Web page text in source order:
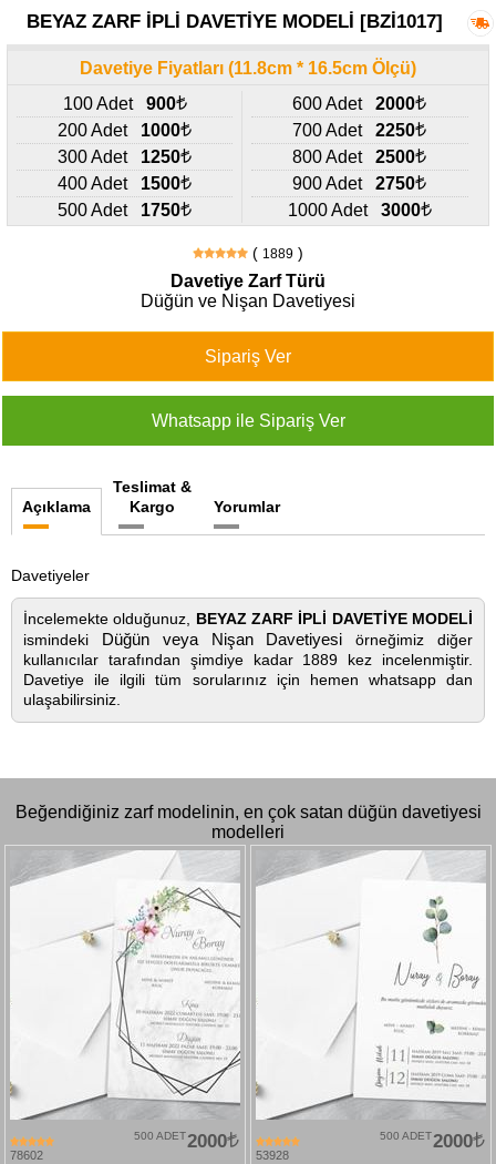
Yeni
Davetiye
Simay
Davetiye
Biz
kimiz?
BEYAZ ZARF İPLİ DAVETİYE MODELİ [BZİ1017]
Davetiye Fiyatları (11.8cm * 16.5cm Ölçü)
100 Adet
900
200 Adet
1000
300 Adet
1250
400 Adet
1500
500 Adet
1750
600 Adet
2000
700 Adet
2250
800 Adet
2500
900 Adet
2750
1000 Adet
3000
( 1889 )
Davetiye Zarf Türü
Düğün ve Nişan Davetiyesi
Açıklama
Teslimat &
Kargo
Yorumlar
Davetiyeler
İncelemekte olduğunuz, BEYAZ ZARF İPLİ DAVETİYE MODELİ
ismindeki Düğün veya Nişan Davetiyesi örneğimiz diğer
kullanıcılar tarafından şimdiye kadar 1889 kez incelenmiştir.
Davetiye ile ilgili tüm sorularınız için hemen whatsapp dan
ulaşabilirsiniz.
Beğendiğiniz zarf modelinin, en çok satan düğün davetiyesi
modelleri
78602
2000
500 ADET
53928
2000
500 ADET